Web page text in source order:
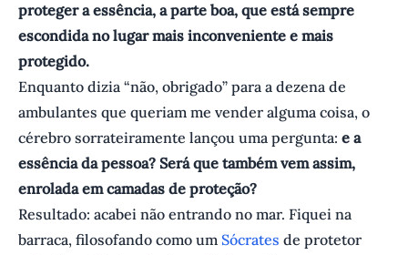
proteger a essência, a parte boa, que está sempre
escondida no lugar mais inconveniente e mais
protegido.
Enquanto dizia “não, obrigado” para a dezena de
ambulantes que queriam me vender alguma coisa, o
cérebro sorrateiramente lançou uma pergunta: e a
essência da pessoa? Será que também vem assim,
enrolada em camadas de proteção?
Resultado: acabei não entrando no mar. Fiquei na
barraca, filosofando como um Sócrates de protetor